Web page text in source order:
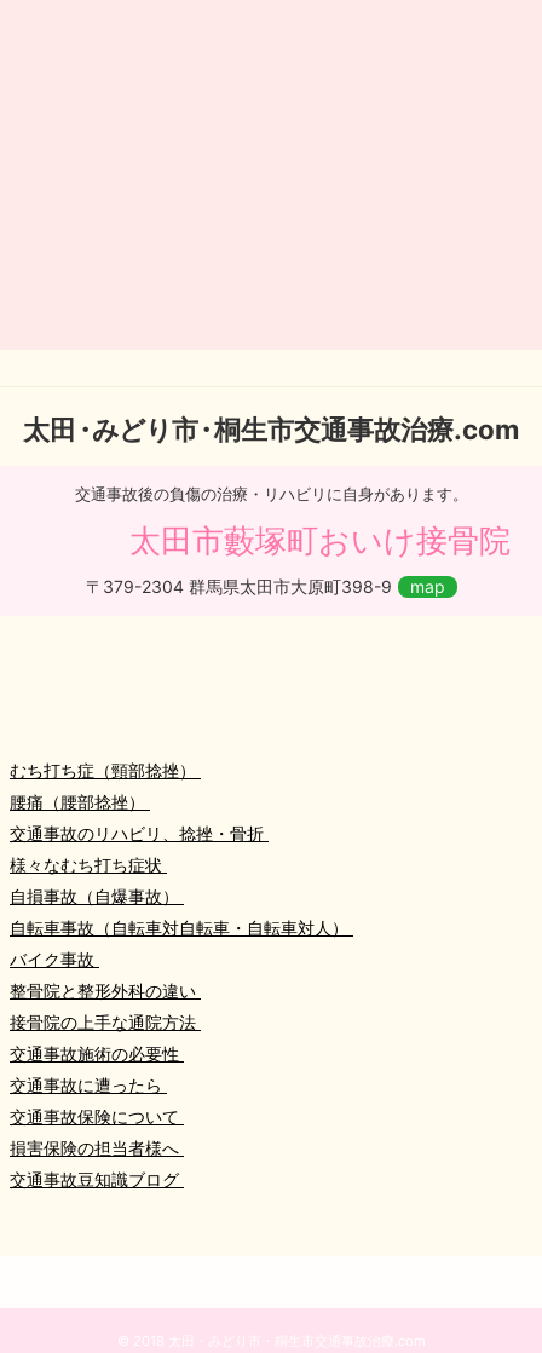
太田・みどり市・桐生市交通事故治療.com
交通事故後の負傷の治療・リハビリに自身があります。
太田市藪塚町おいけ接骨院
〒379-2304 群馬県太田市大原町398-9 map
むち打ち症（頸部捻挫）
腰痛（腰部捻挫）
交通事故のリハビリ、捻挫・骨折
様々なむち打ち症状
自損事故（自爆事故）
自転車事故（自転車対自転車・自転車対人）
バイク事故
整骨院と整形外科の違い
接骨院の上手な通院方法
交通事故施術の必要性
交通事故に遭ったら
交通事故保険について
損害保険の担当者様へ
交通事故豆知識ブログ
© 2018 太田・みどり市・桐生市交通事故治療.com